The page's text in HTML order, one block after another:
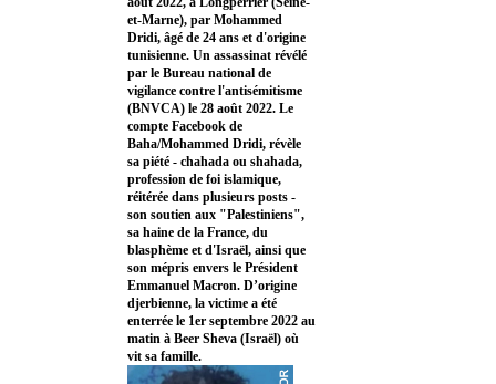
et-Marne), par Mohammed
Dridi, âgé de 24 ans et d'origine
tunisienne. Un assassinat révélé
par le Bureau national de
vigilance contre l'antisémitisme
(BNVCA) le 28 août 2022. Le
compte Facebook de
Baha/Mohammed Dridi, révèle
sa piété - chahada ou shahada,
profession de foi islamique,
réitérée dans plusieurs posts -
son soutien aux "Palestiniens",
sa haine de la France, du
blasphème et d'Israël, ainsi que
son mépris envers le Président
Emmanuel Macron. D’origine
djerbienne, la victime a été
enterrée le 1er septembre 2022 au
matin à Beer Sheva (Israël) où
vit sa famille.